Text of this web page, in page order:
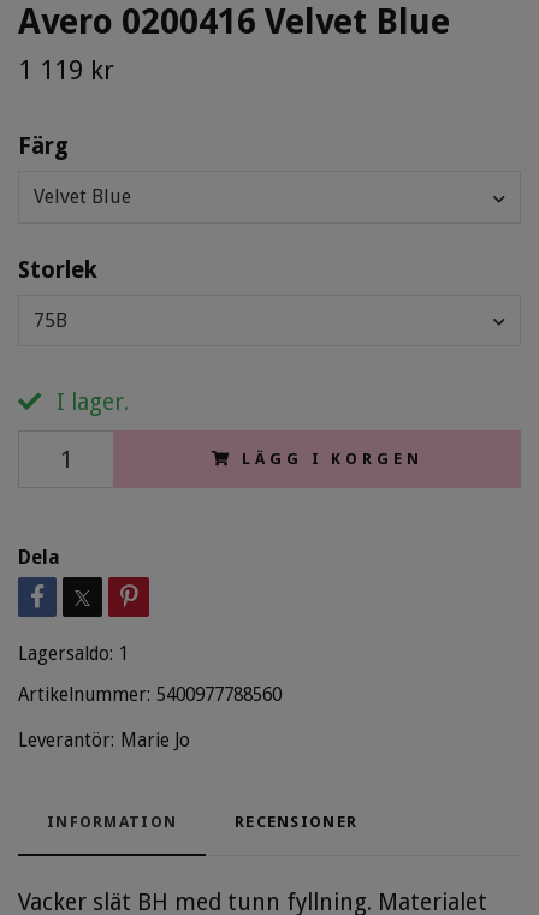
Avero 0200416 Velvet Blue
1 119 kr
Färg
Velvet Blue
Storlek
75B
I lager.
LÄGG I KORGEN
Dela
Lagersaldo: 1
Artikelnummer: 5400977788560
Leverantör: Marie Jo
INFORMATION RECENSIONER
Vacker slät BH med tunn fyllning. Materialet